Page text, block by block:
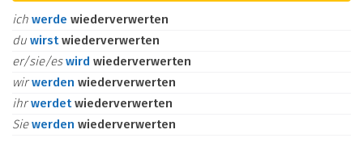
ich werde wiederverwerten
du wirstwiederverwerten
er/sie/eswird wiederverwerten
wirwerden wiederverwerten
ihrwerdetwiederverwerten
Siewerden wiederverwerten